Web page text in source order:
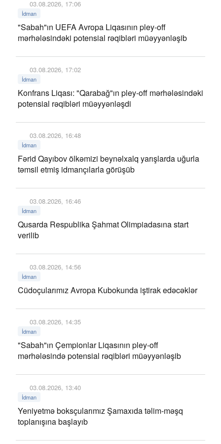
03.08.2026, 17:06
İdman
"Sabah"ın UEFA Avropa Liqasının pley-off
mərhələsindəki potensial rəqibləri müəyyənləşib
03.08.2026, 17:02
İdman
Konfrans Liqası: "Qarabağ"ın pley-off mərhələsindəki
potensial rəqibləri müəyyənləşdi
03.08.2026, 16:48
İdman
Fərid Qayıbov ölkəmizi beynəlxalq yarışlarda uğurla
təmsil etmiş idmançılarla görüşüb
03.08.2026, 16:46
İdman
Qusarda Respublika Şahmat Olimpiadasına start
verilib
03.08.2026, 14:56
İdman
Cüdoçularımız Avropa Kubokunda iştirak edəcəklər
03.08.2026, 14:35
İdman
"Sabah"ın Çempionlar Liqasının pley-off
mərhələsində potensial rəqibləri müəyyənləşib
03.08.2026, 13:40
İdman
Yeniyetmə boksçularımız Şamaxıda təlim-məşq
toplanışına başlayıb